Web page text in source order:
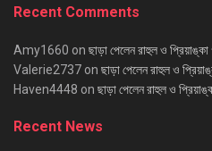
Recent Comments
Amy1660 on ছাড়া পেলেন রাহুল ও প্রিয়াঙ্কা
Valerie2737 on ছাড়া পেলেন রাহুল ও
Haven4448 on ছাড়া পেলেন রাহুল ও
Recent News